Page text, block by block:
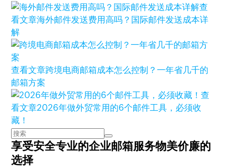
查
看文章海外邮件发送费用高吗？国际邮件发送成本详
解
查看文章跨境电商邮箱成本怎么控制？一年省几千的
邮箱方案
查
看文章2026年做外贸常用的6个邮件工具，必须收
藏！
享受安全专业的企业邮箱服务物美价廉的
选择